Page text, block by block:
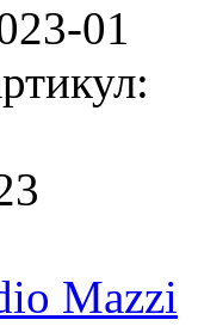
01
Mazzi